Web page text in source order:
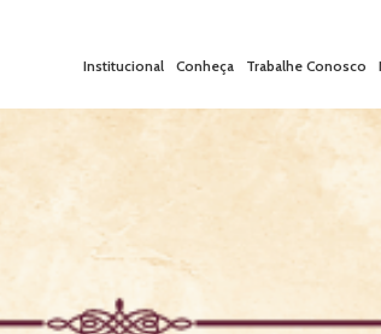
Institucional Conheça Trabalhe Conosco